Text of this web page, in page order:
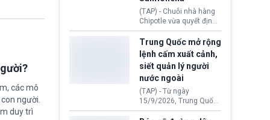
các mô
người.
duy trì
thống Donald Trump tới
thăm địa điểm này.
(TAP) - Chuỗi nhà hàng
Chipotle vừa quyết định
loại bỏ tất cả ớt jalapeño
khỏi những cửa hàng
trên toàn lãnh thổ Hoa
Kỳ. Nguyên nhân do cơ
quan y tế nghi ngờ
nguyên liệu liên quan
đến ổ dịch Salmonella
khiến ít nhất 110 người
mắc bệnh tại bang
Minnesota.
Trung Quốc mở rộng
lệnh cấm xuất cảnh,
siết quản lý người
nước ngoài
(TAP) - Từ ngày
15/9/2026, Trung Quốc
áp dụng quy định mới về